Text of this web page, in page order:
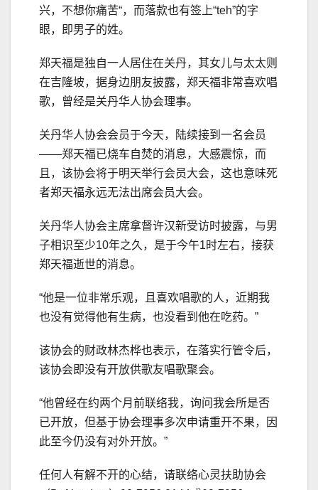
兴，不想你痛苦“，而落款也有签上“teh”的字
眼，即男子的姓。
郑天福是独自一人居住在关丹，其女儿与太太则
在吉隆坡，据身边朋友披露，郑天福非常喜欢唱
歌，曾经是关丹华人协会理事。
关丹华人协会会员于今天，陆续接到一名会员
——郑天福已烧车自焚的消息，大感震惊，而
且，该协会将于明天举行会员大会，这也意味死
者郑天福永远无法出席会员大会。
关丹华人协会主席拿督许汉新受访时披露，与男
子相识至少10年之久，是于今午1时左右，接获
郑天福逝世的消息。
“他是一位非常乐观，且喜欢唱歌的人，近期我
也没有觉得他有生病，也没看到他在吃药。”
该协会的财政林杰桦也表示，在落实行管令后，
该协会即没有开放供歌友唱歌聚会。
“他曾经在约两个月前联络我，询问我会所是否
已开放，但基于协会理事多次申请重开不果，因
此至今仍没有对外开放。”
任何人有解不开的心结，请联络心灵扶助协会